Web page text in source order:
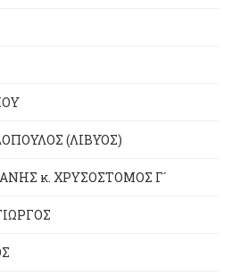
(ΛΙΒΥΟΣ)
κ. ΧΡΥΣΟΣΤΟΜΟΣ Γ´